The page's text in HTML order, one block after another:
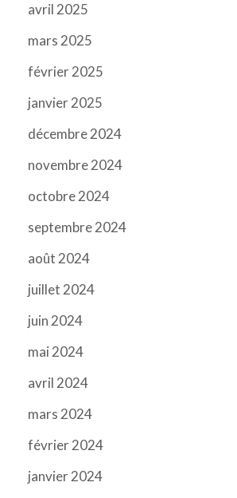
avril 2025
mars 2025
février 2025
janvier 2025
décembre 2024
novembre 2024
octobre 2024
septembre 2024
août 2024
juillet 2024
juin 2024
mai 2024
avril 2024
mars 2024
février 2024
janvier 2024